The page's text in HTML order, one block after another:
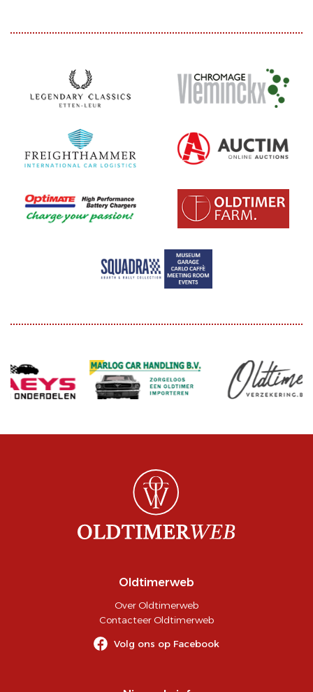
Oldtimerweb
Over Oldtimerweb
Contacteer Oldtimerweb
Volg ons op Facebook